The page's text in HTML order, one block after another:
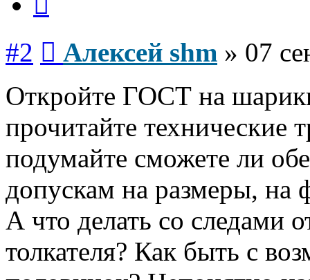
#2 Алексей shm » 07
Откройте ГОСТ на
прочитайте технические
подумайте сможете ли
допускам на размеры, на
А что делать со следами
толкателя? Как быть с